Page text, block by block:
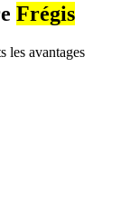
Frégis
les avantages